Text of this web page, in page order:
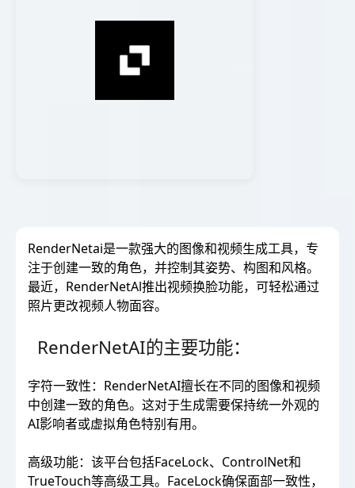
RenderNetai是一款强大的图像和视频生成工具，专
注于创建一致的角色，并控制其姿势、构图和风格。
最近，RenderNetAl推出视频换脸功能，可轻松通过
照片更改视频人物面容。
RenderNetAI的主要功能：
字符一致性：RenderNetAI擅长在不同的图像和视频
中创建一致的角色。这对于生成需要保持统一外观的
AI影响者或虚拟角色特别有用。
高级功能：该平台包括FaceLock、ControlNet和
TrueTouch等高级工具。FaceLock确保面部一致性，